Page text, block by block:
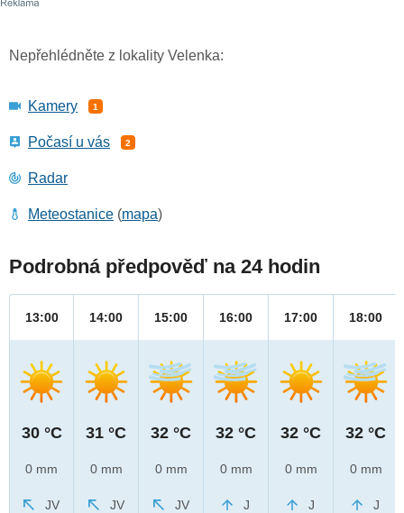
Nepřehlédněte z lokality Velenka:
Kamery 1
Počasí u vás 2
Radar
Meteostanice (mapa)
Podrobná předpověď na 24 hodin
13:00
30 °C
0 mm
JV
14:00
31 °C
0 mm
JV
15:00
32 °C
0 mm
JV
16:00
32 °C
0 mm
J
17:00
32 °C
0 mm
J
18:00
32 °C
0 mm
J